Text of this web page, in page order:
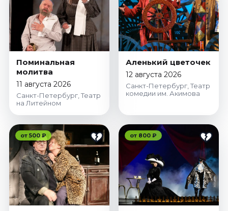
Поминальная
молитва
11 августа 2026
Санкт-Петербург, Театр
на Литейном
Аленький цветочек
12 августа 2026
Санкт-Петербург, Театр
комедии им. Акимова
от 500 ₽ от 800 ₽